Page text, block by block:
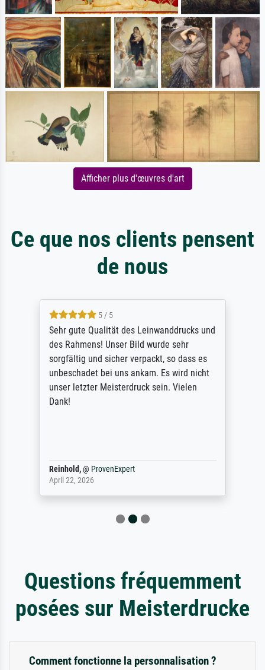
Afficher plus d'œuvres d'art
Ce que nos clients pensent
de nous
5 / 5
Sehr gute Qualität des Leinwanddrucks und
des Rahmens! Unser Bild wurde sehr
sorgfältig und sicher verpackt, so dass es
unbeschadet bei uns ankam. Es wird nicht
unser letzter Meisterdruck sein. Vielen
Dank!
Reinhold,@ ProvenExpert
April 22, 2026
Questions fréquemment
posées sur Meisterdrucke
Comment fonctionne la personnalisation ?